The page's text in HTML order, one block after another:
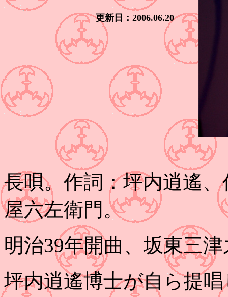
更新日：2006.06.20
長唄。作詞：坪内逍遙
屋六左衛門。
明治39年開曲、坂東三
坪内逍遙博士が自ら提